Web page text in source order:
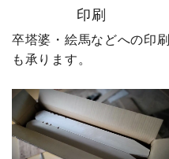
印刷
卒塔婆・絵馬などへの印刷
も承ります。